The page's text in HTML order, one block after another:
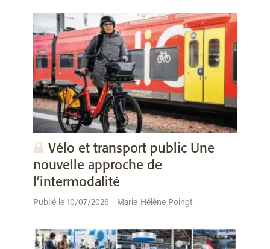
Vélo et transport public Une
nouvelle approche de
l’intermodalité
Publié le 10/07/2026 - Marie-Hélène Poingt